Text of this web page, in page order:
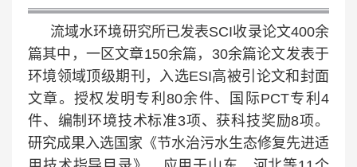
流域水环境研究所已发表SCI收录论文400余
篇其中，一区文章150余篇，30余篇论文发表于
环境领域顶级期刊，入选ESI高被引论文和封面
文章。授权发明专利80余件、国际PCT专利4
件、编制环境技术标准3项、获科技奖励8项。
研究成果入选国家《节水治污水生态修复先进适